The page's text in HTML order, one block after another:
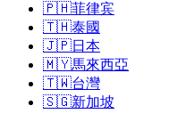
🇵🇭菲律宾
🇹🇭泰國
🇯🇵日本
🇲🇾馬來西亞
🇹🇼台灣
🇸🇬新加坡